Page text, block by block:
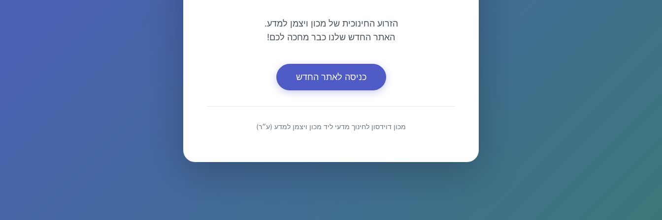
הזרוע החינוכית של מכון ויצמן למדע.
האתר החדש שלנו כבר מחכה לכם!
כניסה לאתר החדש
מכון דוידסון לחינוך מדעי ליד מכון ויצמן למדע (ע״ר)